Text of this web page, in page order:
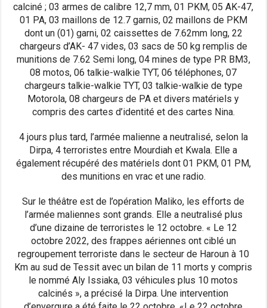
calciné ; 03 armes de calibre 12,7 mm, 01 PKM, 05 AK-47,
01 PA, 03 maillons de 12.7 garnis, 02 maillons de PKM
dont un (01) garni, 02 caissettes de 7.62mm long, 22
chargeurs d’AK- 47 vides, 03 sacs de 50 kg remplis de
munitions de 7.62 Semi long, 04 mines de type PR BM3,
08 motos, 06 talkie-walkie TYT, 06 téléphones, 07
chargeurs talkie-walkie TYT, 03 talkie-walkie de type
Motorola, 08 chargeurs de PA et divers matériels y
compris des cartes d’identité et des cartes Nina.
4 jours plus tard, l’armée malienne a neutralisé, selon la
Dirpa, 4 terroristes entre Mourdiah et Kwala. Elle a
également récupéré des matériels dont 01 PKM, 01 PM,
des munitions en vrac et une radio.
Sur le théâtre est de l’opération Maliko, les efforts de
l’armée maliennes sont grands. Elle a neutralisé plus
d’une dizaine de terroristes le 12 octobre. « Le 12
octobre 2022, des frappes aériennes ont ciblé un
regroupement terroriste dans le secteur de Haroun à 10
Km au sud de Tessit avec un bilan de 11 morts y compris
le nommé Aly Issiaka, 03 véhicules plus 10 motos
calcinés », a précisé la Dirpa. Une intervention